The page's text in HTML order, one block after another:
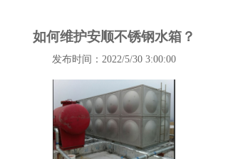
如何维护安顺不锈钢水箱？
发布时间：2022/5/30 3:00:00